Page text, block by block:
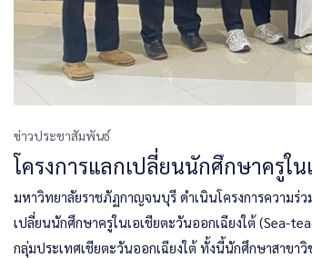
ข่าวประชาสัมพันธ์
โครงการแลกเปลี่ยนนักศึกษาครูใน
มหาวิทยาลัยราชภัฏกาญจนบุรี ดำเนินโครงการความร่
เปลี่ยนนักศึกษาครูในเอเชียตะวันออกเฉียงใต้ (Sea-
กลุ่มประเทศเชียตะวันออกเฉียงใต้ ทั้งนี้นักศึกษาสาข